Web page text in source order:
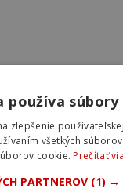
súbory
zlepšenie
všetkých
cookie.Prečítať
PARTNEROV (1) →